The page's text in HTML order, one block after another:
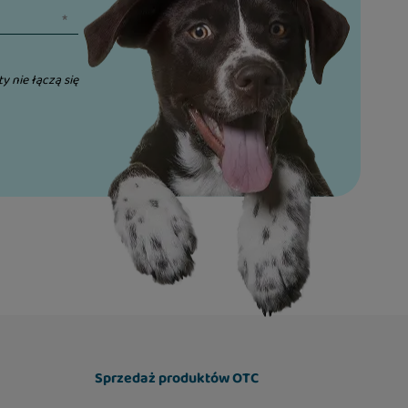
nie łączą się
Sprzedaż produktów OTC